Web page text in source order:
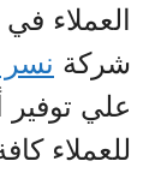
العملاء
شركة نسر
علي
للعملاء